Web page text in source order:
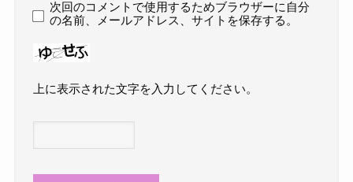
次回のコメントで使用するためブラウザーに自分
の名前、メールアドレス、サイトを保存する。
上に表示された文字を入力してください。